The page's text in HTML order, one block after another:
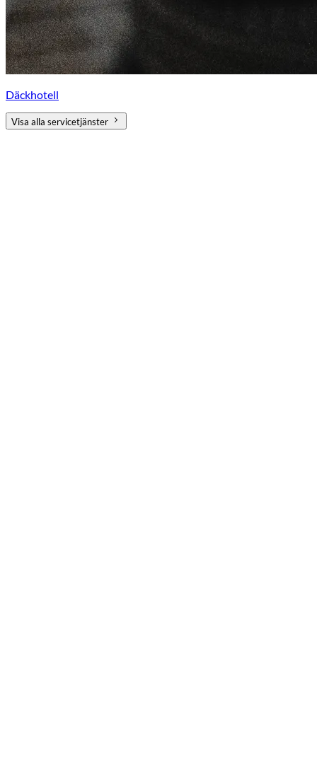
Däckhotell
Visa alla servicetjänster